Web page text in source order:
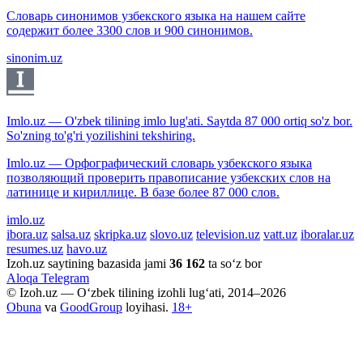
Словарь синонимов узбекского языка на нашем сайте
содержит более 3300 слов и 900 синонимов.
sinonim.uz
Imlo.uz — O'zbek tilining imlo lug'ati. Saytda 87 000 ortiq so'z bor.
So'zning to'g'ri yozilishini tekshiring.
Imlo.uz — Орфографический словарь узбекского языка
позволяющий проверить правописание узбекских слов на
латинице и кириллице. В базе более 87 000 слов.
imlo.uz
ibora.uz salsa.uz skripka.uz slovo.uz television.uz vatt.uz iboralar.uz
resumes.uz havo.uz
Izoh.uz saytining bazasida jami 36 162 ta so‘z bor
Aloqa Telegram
© Izoh.uz — O‘zbek tilining izohli lug‘ati, 2014–2026
Obuna va GoodGroup loyihasi. 18+